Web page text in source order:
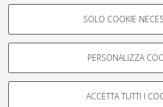
COOKIE DI PROFILAZIONE -
Si tratta di cookie utilizzati per
navigazione degli utenti, creare profili in
Mostra cookie di profilazione
SOLO COOKIE
PERSONALIZZA
ACCETTA TUTTI I
Impostazioni Cookie
Informativa sulla privacy
Condizioni d’uso del sito